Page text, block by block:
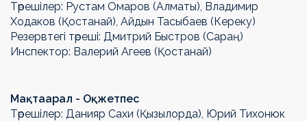
Төрешілер: Рустам Омаров (Алматы), Владимир
Ходаков (Қостанай), Айдын Тасыбаев (Кереку)
Резервтегі төреші: Дмитрий Быстров (Сараң)
Инспектор: Валерий Агеев (Қостанай)
Мақтаарал - Оқжетпес
Төрешілер: Данияр Сахи (Қызылорда), Юрий Тихонюк